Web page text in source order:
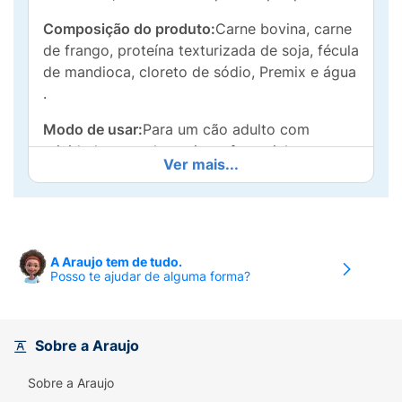
Composição do produto:Carne bovina, carne
de frango, proteína texturizada de soja, fécula
de mandioca, cloreto de sódio, Premix e água
.
Modo de usar:Para um cão adulto com
atividade normal, servir preferencialmente
duas refeições diárias, seguindo as
recomendações do guia alimentar. As
atividade física do seu cão.
alimentação;Não deixe alimento no
comedouro para evitar fermentação;Deixe
sempre água fresca e limpa à disposição do
Ver mais...
A Araujo tem de tudo.
Posso te ajudar de alguma forma?
Sobre a Araujo
Sobre a Araujo